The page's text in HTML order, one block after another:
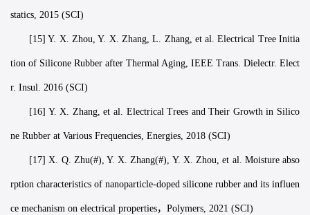
statics, 2015 (SCI)
[15] Y. X. Zhou, Y. X. Zhang, L. Zhang, et al. Electrical Tree Initia
tion of Silicone Rubber after Thermal Aging, IEEE Trans. Dielectr. Elect
r. Insul. 2016 (SCI)
[16] Y. X. Zhang, et al. Electrical Trees and Their Growth in Silico
ne Rubber at Various Frequencies, Energies, 2018 (SCI)
[17] X. Q. Zhu(#), Y. X. Zhang(#), Y. X. Zhou, et al. Moisture abso
rption characteristics of nanoparticle-doped silicone rubber and its influen
ce mechanism on electrical properties，Polymers, 2021 (SCI)